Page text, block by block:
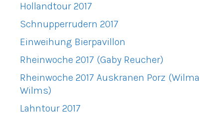
Hollandtour 2017
Schnupperrudern 2017
Einweihung Bierpavillon
Rheinwoche 2017 (Gaby Reucher)
Rheinwoche 2017 Auskranen Porz (Wilma
Wilms)
Lahntour 2017